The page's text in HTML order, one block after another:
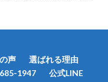
声
選ばれる理由
1947 公式LINE